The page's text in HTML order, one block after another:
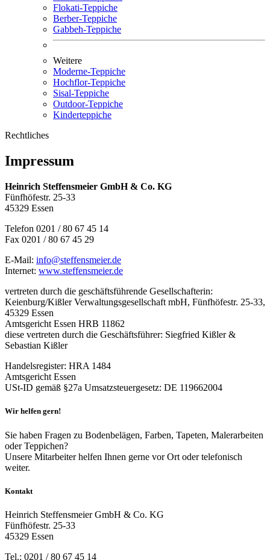
Flokati-Teppiche
Berber-Teppiche
Gabbeh-Teppiche
Weitere
Moderne-Teppiche
Hochflor-Teppiche
Sisal-Teppiche
Outdoor-Teppiche
Kinderteppiche
Rechtliches
Impressum
Heinrich Steffensmeier GmbH & Co. KG
Fünfhöfestr. 25-33
45329 Essen
Telefon 0201 / 80 67 45 14
Fax 0201 / 80 67 45 29
E-Mail: info@steffensmeier.de
Internet: www.steffensmeier.de
vertreten durch die geschäftsführende Gesellschafterin:
Keienburg/Kißler Verwaltungsgesellschaft mbH, Fünfhöfestr. 25-33,
45329 Essen
Amtsgericht Essen HRB 11862
diese vertreten durch die Geschäftsführer: Siegfried Kißler &
Sebastian Kißler
Handelsregister: HRA 1484
Amtsgericht Essen
USt-ID gemäß §27a Umsatzsteuergesetz: DE 119662004
Wir helfen gern!
Sie haben Fragen zu Bodenbelägen, Farben, Tapeten, Malerarbeiten
oder Teppichen?
Unsere Mitarbeiter helfen Ihnen gerne vor Ort oder telefonisch
weiter.
Kontakt
Heinrich Steffensmeier GmbH & Co. KG
Fünfhöfestr. 25-33
45329 Essen
Tel.: 0201 / 80 67 45 14